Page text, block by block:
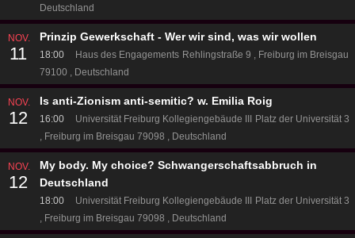
Deutschland
NOV.
11
Prinzip Gewerkschaft - Wer wir sind, was wir wollen
18:00 Haus des Engagements Rehlingstraße 9
Freiburg im Breisgau
79100
Deutschland
NOV.
12
Is anti-Zionism anti-semitic? w. Emilia Roig
16:00 Universität Freiburg Kollegiengebäude III Platz der Universität 3
Freiburg im Breisgau 79098
Deutschland
NOV.
12
My body. My choice? Schwangerschaftsabbruch in
Deutschland
18:00 Universität Freiburg Kollegiengebäude III Platz der Universität 3
Freiburg im Breisgau 79098
Deutschland